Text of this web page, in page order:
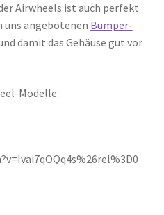
Airwheels ist auch perfekt
uns angebotenen Bumper-
damit das Gehäuse gut vor
Modelle: